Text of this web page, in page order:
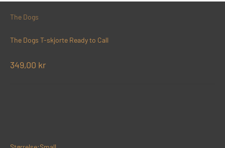
The Dogs
The Dogs T-skjorte Ready to Call
Salgspris
349,00 kr